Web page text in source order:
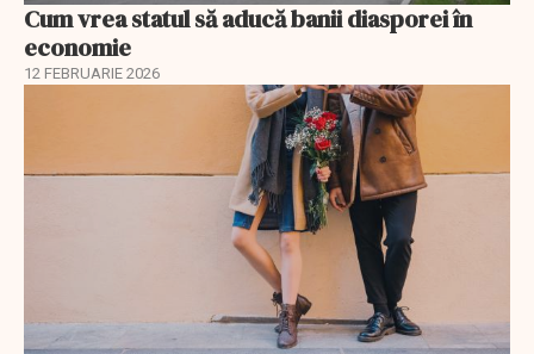
Cum vrea statul să aducă banii diasporei în
economie
12 FEBRUARIE 2026